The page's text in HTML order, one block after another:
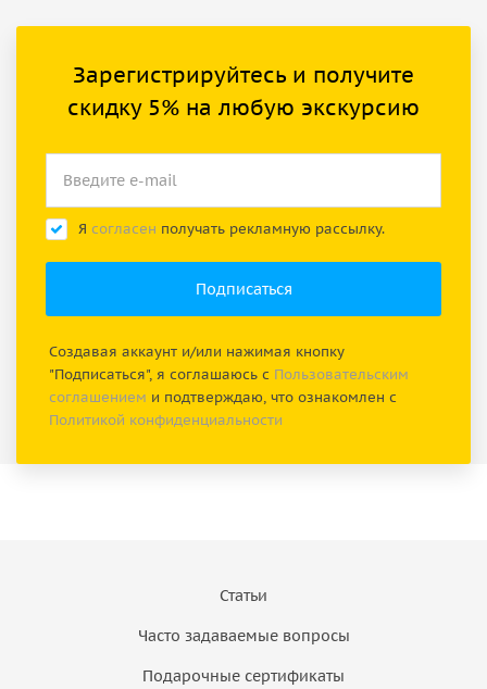
Зарегистрируйтесь и получите
скидку 5% на любую экскурсию
Я согласен получать рекламную рассылку.
Создавая аккаунт и/или нажимая кнопку
"Подписаться", я соглашаюсь с Пользовательским
соглашением и подтверждаю, что ознакомлен с
Политикой конфиденциальности
Статьи
Часто задаваемые вопросы
Подарочные сертификаты